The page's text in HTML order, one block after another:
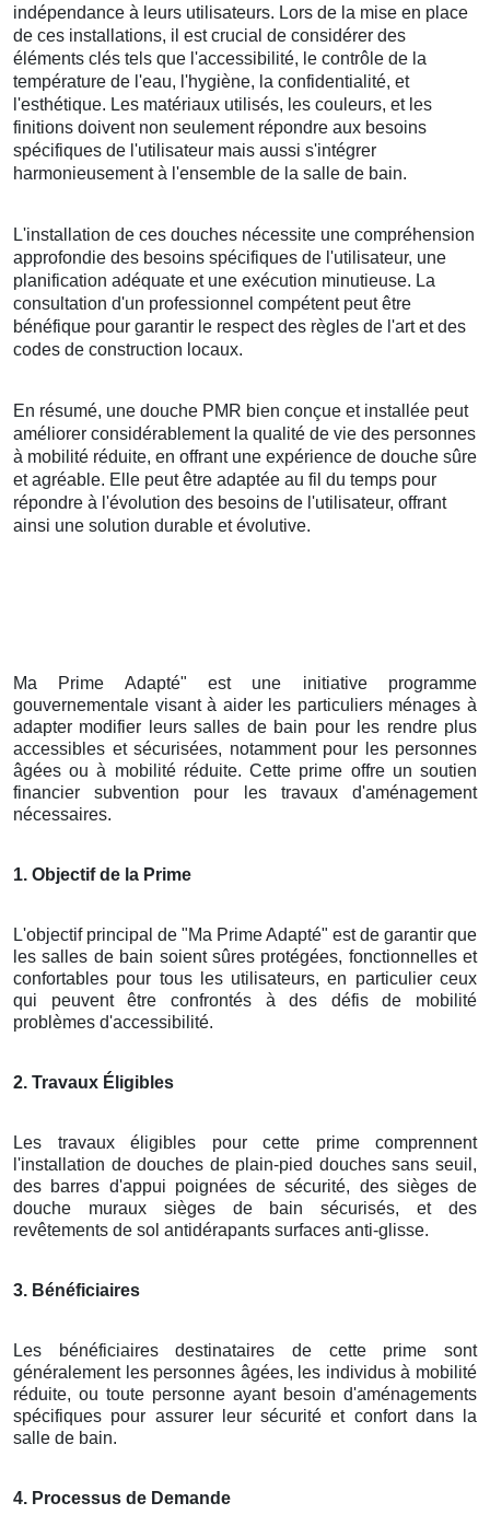
indépendance à leurs utilisateurs. Lors de la mise en place
de ces installations, il est crucial de considérer des
éléments clés tels que l'accessibilité, le contrôle de la
température de l'eau, l'hygiène, la confidentialité, et
l'esthétique. Les matériaux utilisés, les couleurs, et les
finitions doivent non seulement répondre aux besoins
spécifiques de l'utilisateur mais aussi s'intégrer
harmonieusement à l'ensemble de la salle de bain.
L'installation de ces douches nécessite une compréhension
approfondie des besoins spécifiques de l'utilisateur, une
planification adéquate et une exécution minutieuse. La
consultation d'un professionnel compétent peut être
bénéfique pour garantir le respect des règles de l'art et des
codes de construction locaux.
En résumé, une douche PMR bien conçue et installée peut
améliorer considérablement la qualité de vie des personnes
à mobilité réduite, en offrant une expérience de douche sûre
et agréable. Elle peut être adaptée au fil du temps pour
répondre à l'évolution des besoins de l'utilisateur, offrant
ainsi une solution durable et évolutive.
Ma Prime Adapté" est une initiative programme
gouvernementale visant à aider les particuliers ménages à
adapter modifier leurs salles de bain pour les rendre plus
accessibles et sécurisées, notamment pour les personnes
âgées ou à mobilité réduite. Cette prime offre un soutien
financier subvention pour les travaux d'aménagement
nécessaires.
1. Objectif de la Prime
L'objectif principal de "Ma Prime Adapté" est de garantir que
les salles de bain soient sûres protégées, fonctionnelles et
confortables pour tous les utilisateurs, en particulier ceux
qui peuvent être confrontés à des défis de mobilité
problèmes d'accessibilité.
2. Travaux Éligibles
Les travaux éligibles pour cette prime comprennent
l'installation de douches de plain-pied douches sans seuil,
des barres d'appui poignées de sécurité, des sièges de
douche muraux sièges de bain sécurisés, et des
revêtements de sol antidérapants surfaces anti-glisse.
3. Bénéficiaires
Les bénéficiaires destinataires de cette prime sont
généralement les personnes âgées, les individus à mobilité
réduite, ou toute personne ayant besoin d'aménagements
spécifiques pour assurer leur sécurité et confort dans la
salle de bain.
4. Processus de Demande